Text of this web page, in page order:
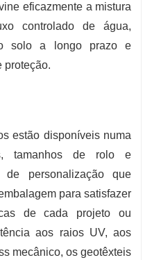
eficazmente a mistura
controlado de água,
solo a longo prazo e
proteção.
estão disponíveis numa
tamanhos de rolo e
de personalização que
para satisfazer
de cada projeto ou
aos raios UV, aos
mecânico, os geotêxteis